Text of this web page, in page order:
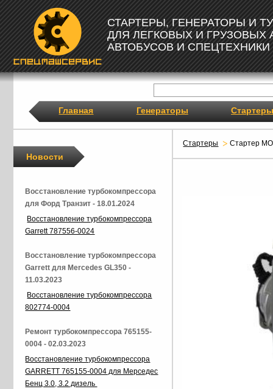
СТАРТЕРЫ, ГЕНЕРАТОРЫ И
ДЛЯ ЛЕГКОВЫХ И ГРУЗОВЫХ
АВТОБУСОВ И СПЕЦТЕХНИКИ
Главная Генераторы Стартеры
Стартеры Стартер
Новости
Восстановление турбокомпрессора
для Форд Транзит - 18.01.2024
Восстановление турбокомпрессора
Garrett 787556-0024
Восстановление турбокомпрессора
Garrett для Mercedes GL350 -
11.03.2023
Восстановление турбокомпрессора
802774-0004
Ремонт турбокомпрессора 765155-
0004 - 02.03.2023
Восстановление турбокомпрессора
GARRETT 765155-0004 для Мерседес
Бенц 3.0, 3.2 дизель